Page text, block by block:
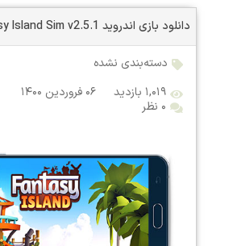
دانلود بازی اندروید Fantasy Island Sim v2.5.1
دسته‌بندی نشده
۱,۰۱۹ بازدید
۰۶ فروردین ۱۴۰۰
۰ نظر